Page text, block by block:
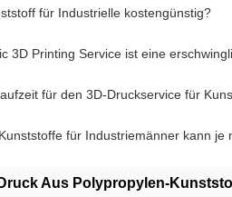
für Industrielle kostengünstig?
3D Printing Service ist eine
für den 3D-Druckservice für
für Industriemänner kann
Aus Polypropylen-